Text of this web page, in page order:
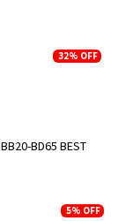
32% OFF
BD65 BEST
5% OFF